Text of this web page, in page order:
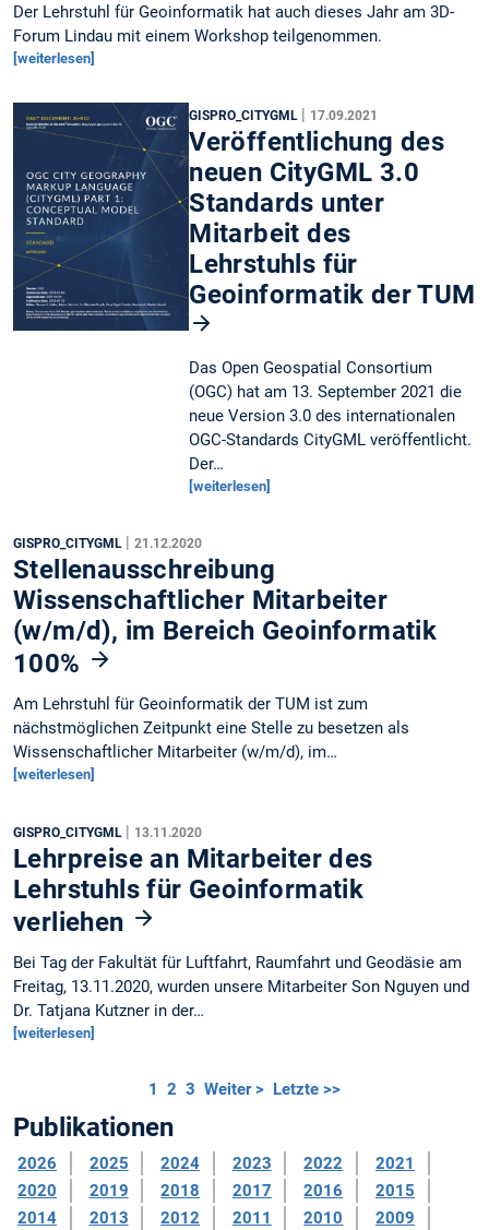
Der Lehrstuhl für Geoinformatik hat auch dieses Jahr am 3D-
Forum Lindau mit einem Workshop teilgenommen.
[weiterlesen]
GISPRO_CITYGML | 17.09.2021
Veröffentlichung des
neuen CityGML 3.0
Standards unter
Mitarbeit des
Lehrstuhls für
Geoinformatik der TUM
Das Open Geospatial Consortium
(OGC) hat am 13. September 2021 die
neue Version 3.0 des internationalen
OGC-Standards CityGML veröffentlicht.
Der…
[weiterlesen]
GISPRO_CITYGML 21.12.2020
Stellenausschreibung
Wissenschaftlicher Mitarbeiter
(w/m/d), im Bereich Geoinformatik
100%
Am Lehrstuhl für Geoinformatik der TUM ist zum
nächstmöglichen Zeitpunkt eine Stelle zu besetzen als
Wissenschaftlicher Mitarbeiter (w/m/d), im…
[weiterlesen]
GISPRO_CITYGML | 13.11.2020
Lehrpreise an Mitarbeiter des
Lehrstuhls für Geoinformatik
verliehen
Bei Tag der Fakultät für Luftfahrt, Raumfahrt und Geodäsie am
Freitag, 13.11.2020, wurden unsere Mitarbeiter Son Nguyen und
Dr. Tatjana Kutzner in der…
[weiterlesen]
1 2 3 Weiter > Letzte >>
Publikationen
2026 2025 2024 2023 2022
2021
2020
2019 2018 2017 2016
2015
2014
2013 2012 2011 2010 2009